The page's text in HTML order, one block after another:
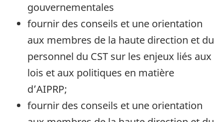
gouvernementales
fournir des conseils et une orientation
aux membres de la haute direction et du
personnel du CST sur les enjeux liés aux
lois et aux politiques en matière
d’AIPRP;
fournir des conseils et une orientation